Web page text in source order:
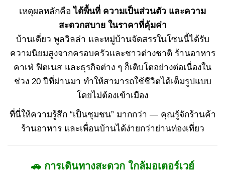
เหตุผลหลักคือได้พื้นที่ ความเป็นส่วนตัว และความ
สะดวกสบาย ในราคาที่คุ้มค่า
บ้านเดี่ยว พูลวิลล่า และหมู่บ้านจัดสรรในโซนนี้ได้รับ
ความนิยมสูงจากครอบครัวและชาวต่างชาติ ร้านอาหาร
คาเฟ่ ฟิตเนส และธุรกิจต่าง ๆ ก็เติบโตอย่างต่อเนื่องใน
ช่วง 20 ปีที่ผ่านมา ทำให้สามารถใช้ชีวิตได้เต็มรูปแบบ
โดยไม่ต้องเข้าเมือง
ที่นี่ให้ความรู้สึก “เป็นชุมชน” มากกว่า — คุณรู้จักร้านค้า
ร้านอาหาร และเพื่อนบ้านได้ง่ายกว่าย่านท่องเที่ยว
🚗 การเดินทางสะดวก ใกล้มอเตอร์เวย์